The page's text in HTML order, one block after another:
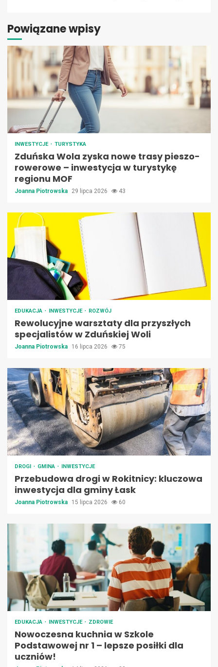
Powiązane wpisy
INWESTYCJE TURYSTYKA
Zduńska Wola zyska nowe trasy pieszo-
rowerowe – inwestycja w turystykę
regionu MOF
Joanna Piotrowska 29 lipca 2026 43
EDUKACJA INWESTYCJE ROZWÓJ
Rewolucyjne warsztaty dla przyszłych
specjalistów w Zduńskiej Woli
Joanna Piotrowska 16 lipca 2026 75
DROGI GMINA INWESTYCJE
Przebudowa drogi w Rokitnicy: kluczowa
inwestycja dla gminy Łask
Joanna Piotrowska 15 lipca 2026 60
EDUKACJA INWESTYCJE ZDROWIE
Nowoczesna kuchnia w Szkole
Podstawowej nr 1 – lepsze posiłki dla
uczniów!